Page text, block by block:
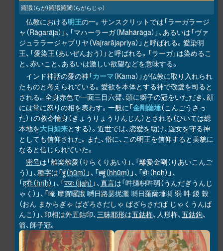
羅誐（らが）羅誐羅闍（らがらじゃ）
仏教における明王の一。サンスクリットでは「ラーガラージ
ャ（Rāgarāja）」、「マハーラーガ（Mahārāga）」、あるいは「ヴァ
ジュララージャプリヤ（Vajrarājapriya）」と呼ばれる。愛染明
王、「愛染王（あいぜんおう）」と呼ばれる。「ラーガ」は染めるこ
と、赤いこと、あるいは激しい欲望などを意味する。
インド神話の愛の神「カーマ（Kāma）」が仏教に取り入れられ
たものと考えられている。愛欲を本体とする神で敬愛を司ると
される。全身赤色で一面三目六臂、頭に獅子の冠をいただき、顔
には常に怒りの相を表わす。一般に「金剛薩埵（こんごうさっ
た）」の教令輪身（きょうりょうりんじん）とされる（ひいては総
本地を大日如来とする）。近世では、恋愛を助け、遊女を守る神
としても信仰された。また、俗に、この明王を信仰すると美貌に
なると信じられていた。
密号は「離楽離愛（りらくりあい）」、「離愛金剛（りあいこんご
う）」、種字は「हूं（hūṃ） 」、「ह्हूं（hhūṃ） 」、「होः（hoḥ） 」、
「ह्रीः（hrīḥ） 」、「ज्जः（jjaḥ） 」、真言は「吽擿枳吽弱（うんだぎうんじ
ゃく）」、「唵 摩賀囉誐 嚩日路瑟抳灑 嚩日羅薩埵嚩 弱 吽 鍐 穀
（おん まからぎゃ ばざろさだしゃ ばざらさだば じゃくうんば
んこ）」、印相は外五鈷印、三昧耶形は五鈷杵、人形杵、五鈷鉤、
箭、師子冠。